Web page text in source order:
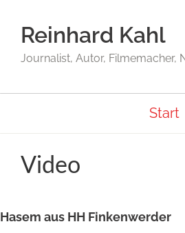
Reinhard Kahl
Journalist, Autor, Filmemacher,
Start
Video
Hasem aus HH Finkenwerder